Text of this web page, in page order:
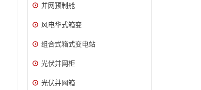
并网预制舱
风电华式箱变
组合式箱式变电站
光伏并网柜
光伏并网箱